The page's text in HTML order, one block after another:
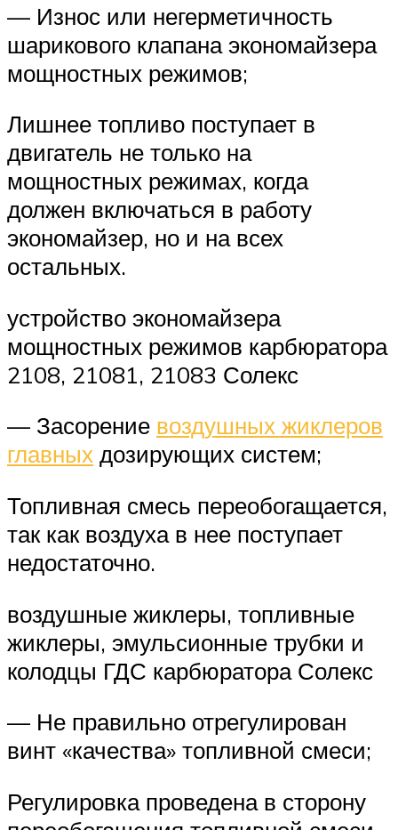
— Износ или негерметичность
шарикового клапана экономайзера
мощностных режимов;
Лишнее топливо поступает в
двигатель не только на
мощностных режимах, когда
должен включаться в работу
экономайзер, но и на всех
остальных.
устройство экономайзера
мощностных режимов карбюратора
2108, 21081, 21083 Солекс
— Засорение воздушных жиклеров
главных дозирующих систем;
Топливная смесь переобогащается,
так как воздуха в нее поступает
недостаточно.
воздушные жиклеры, топливные
жиклеры, эмульсионные трубки и
колодцы ГДС карбюратора Солекс
— Не правильно отрегулирован
винт «качества» топливной смеси;
Регулировка проведена в сторону